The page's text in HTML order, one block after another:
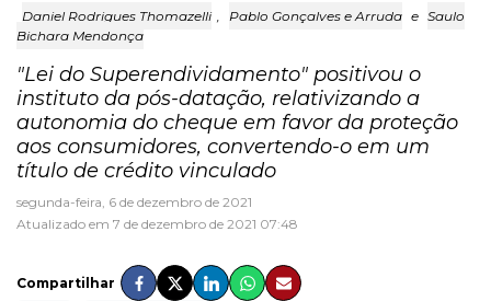
Daniel Rodrigues Thomazelli , Pablo Gonçalves e Arruda e Saulo
Bichara Mendonça
"Lei do Superendividamento" positivou o
instituto da pós-datação, relativizando a
autonomia do cheque em favor da proteção
aos consumidores, convertendo-o em um
título de crédito vinculado
segunda-feira, 6 de dezembro de 2021
Atualizado em 7 de dezembro de 2021 07:48
Compartilhar